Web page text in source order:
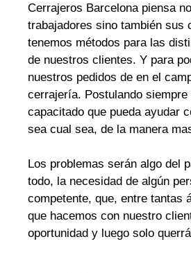
Cerrajeros Barcelona piensa
trabajadores sino también sus
tenemos métodos para las
de nuestros clientes. Y para
nuestros pedidos de en el
cerrajería. Postulando siempre
capacitado que pueda ayudar
sea cual sea, de la manera
Los problemas serán algo del
todo, la necesidad de algún
competente, que, entre tantas
que hacemos con nuestro
oportunidad y luego solo